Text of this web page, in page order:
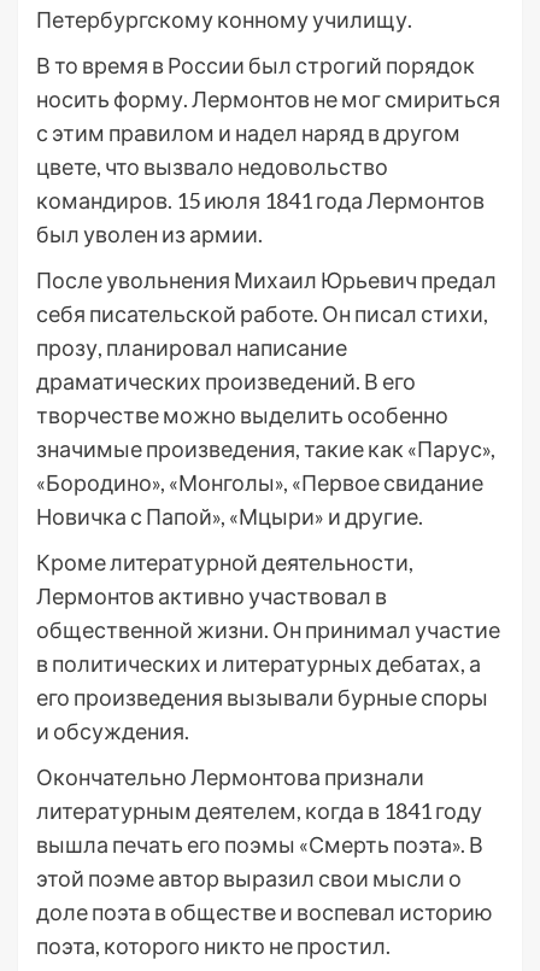
Петербургскому конному училищу.
В то время в России был строгий порядок
носить форму. Лермонтов не мог смириться
с этим правилом и надел наряд в другом
цвете, что вызвало недовольство
командиров. 15 июля 1841 года Лермонтов
был уволен из армии.
После увольнения Михаил Юрьевич предал
себя писательской работе. Он писал стихи,
прозу, планировал написание
драматических произведений. В его
творчестве можно выделить особенно
значимые произведения, такие как «Парус»,
«Бородино», «Монголы», «Первое свидание
Новичка с Папой», «Мцыри» и другие.
Кроме литературной деятельности,
Лермонтов активно участвовал в
общественной жизни. Он принимал участие
в политических и литературных дебатах, а
его произведения вызывали бурные споры
и обсуждения.
Окончательно Лермонтова признали
литературным деятелем, когда в 1841 году
вышла печать его поэмы «Смерть поэта». В
этой поэме автор выразил свои мысли о
доле поэта в обществе и воспевал историю
поэта, которого никто не простил.